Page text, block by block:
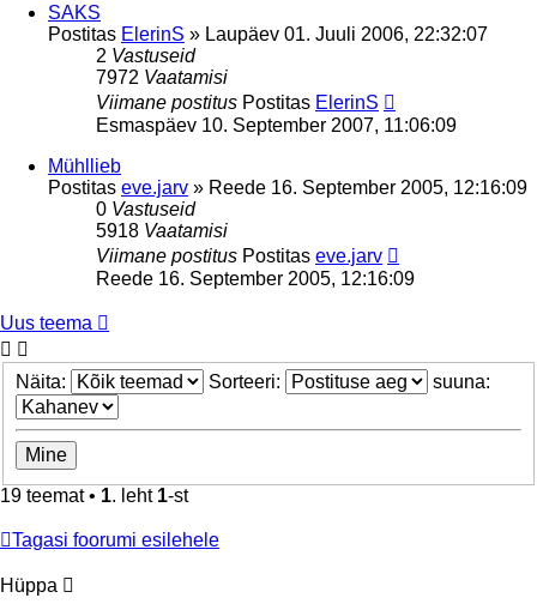
SAKS
Postitas ElerinS » Laupäev 01. Juuli 2006, 22:32:07
2 Vastuseid
7972 Vaatamisi
Viimane postitus Postitas ElerinS
Esmaspäev 10. September 2007, 11:06:09
Mühllieb
Postitas eve.jarv » Reede 16. September 2005, 12:16:09
0 Vastuseid
5918 Vaatamisi
Viimane postitus Postitas eve.jarv
Reede 16. September 2005, 12:16:09
Uus teema
Näita: Sorteeri: suuna:
19 teemat • 1. leht 1-st
Tagasi foorumi esilehele
Hüppa